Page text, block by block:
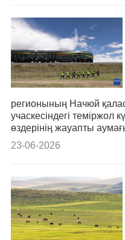
регионының Начюй
учаскесіндегі теміржол
өздерінің жауапты
23-06-2026